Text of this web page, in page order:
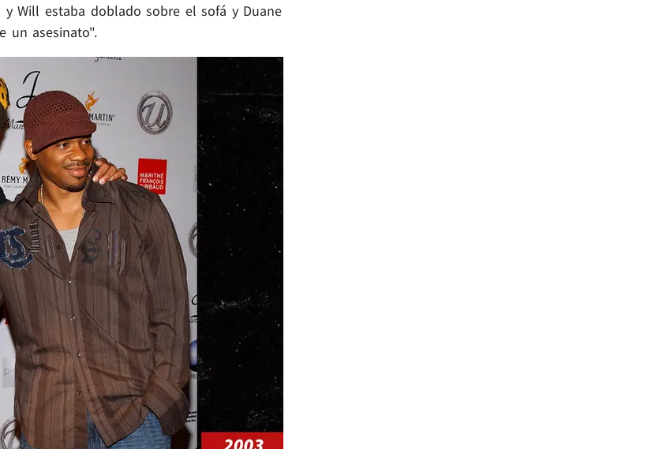
Will estaba doblado sobre el sofá y Duane
un asesinato".